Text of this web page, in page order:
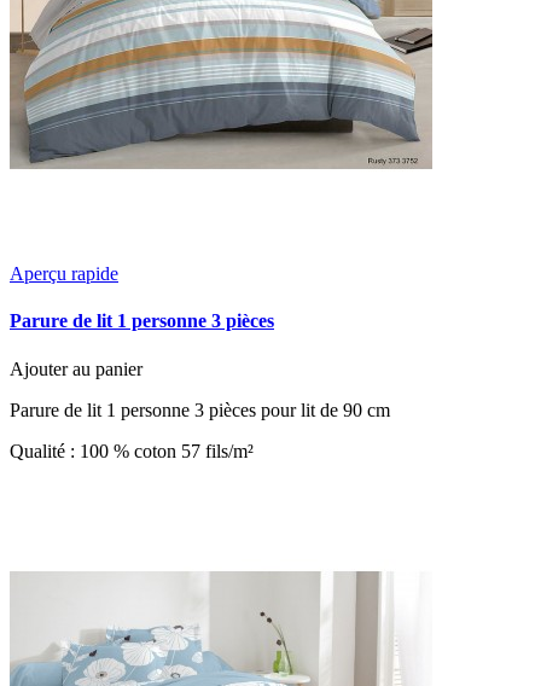
Aperçu rapide
Parure de lit 1 personne 3 pièces
Ajouter au panier
Parure de lit 1 personne 3 pièces pour lit de 90 cm
Qualité : 100 % coton 57 fils/m²